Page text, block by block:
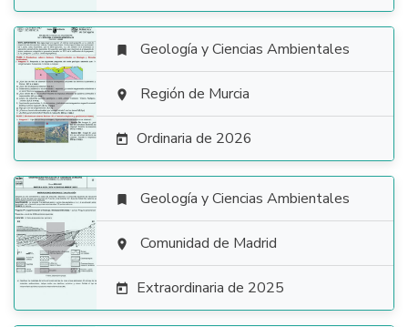

 Geología y Ciencias Ambientales
 Región de Murcia
 Ordinaria de 2026

 Geología y Ciencias Ambientales
 Comunidad de Madrid
 Extraordinaria de 2025